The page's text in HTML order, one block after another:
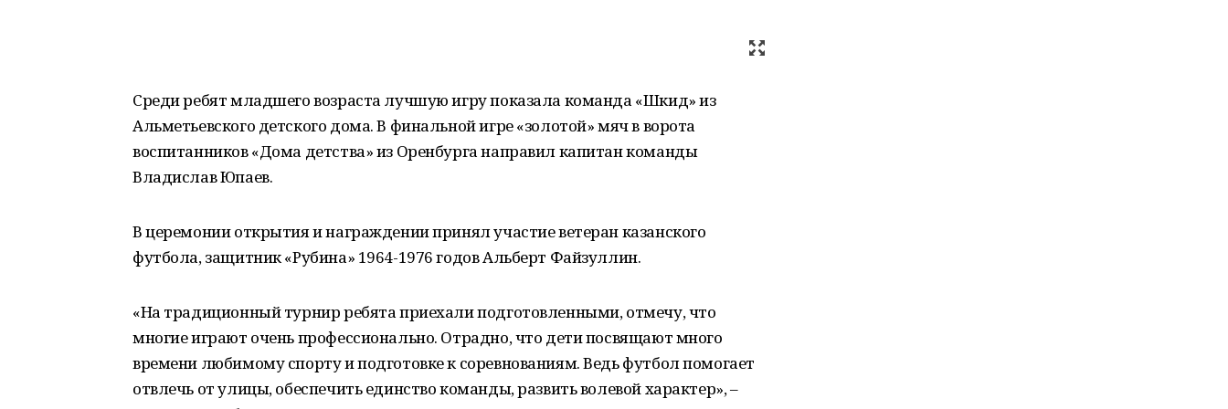
Среди ребят младшего возраста лучшую игру показала команда «Шкид» из
Альметьевского детского дома. В финальной игре «золотой» мяч в ворота
воспитанников «Дома детства» из Оренбурга направил капитан команды
Владислав Юпаев.
В церемонии открытия и награждении принял участие ветеран казанского
футбола, защитник «Рубина» 1964-1976 годов Альберт Файзуллин.
«На традиционный турнир ребята приехали подготовленными, отмечу, что
многие играют очень профессионально. Отрадно, что дети посвящают много
времени любимому спорту и подготовке к соревнованиям. Ведь футбол помогает
отвлечь от улицы, обеспечить единство команды, развить волевой характер», –